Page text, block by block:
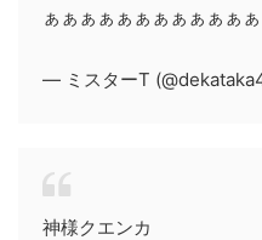
ぁぁぁぁぁぁぁぁぁぁぁ
— ミスターT
神様クエンカ